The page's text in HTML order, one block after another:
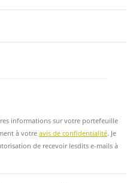
informations sur votre portefeuille
à votre avis de confidentialité. Je
de recevoir lesdits e-mails à